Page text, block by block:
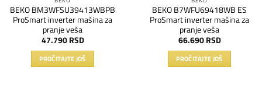
BEKO BM3WFSU39413WBPB
ProSmart inverter mašina za
pranje veša
47.790 RSD
PROČITAJTE JOŠ
BEKO B7WFU69418WB ES
ProSmart inverter mašina za
pranje veša
66.690 RSD
PROČITAJTE JOŠ